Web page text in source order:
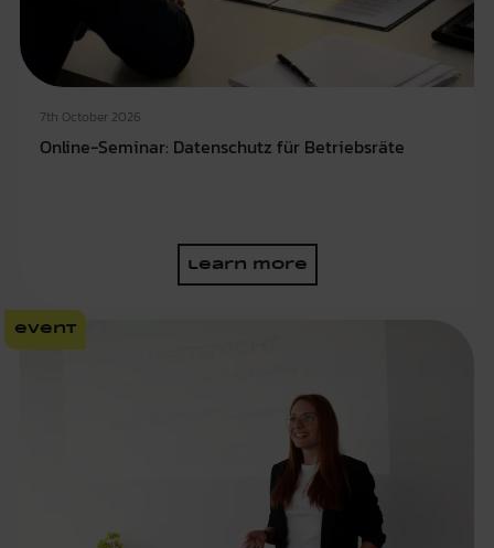
7th October 2026
Online-Seminar: Datenschutz für Betriebsräte
learn more
event